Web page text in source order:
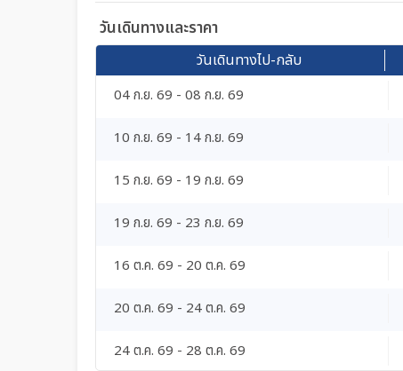
วันเดินทางและราคา
วันเดินทางไป-กลับ
04 ก.ย. 69 - 08 ก.ย. 69
10 ก.ย. 69 - 14 ก.ย. 69
15 ก.ย. 69 - 19 ก.ย. 69
19 ก.ย. 69 - 23 ก.ย. 69
16 ต.ค. 69 - 20 ต.ค. 69
20 ต.ค. 69 - 24 ต.ค. 69
24 ต.ค. 69 - 28 ต.ค. 69